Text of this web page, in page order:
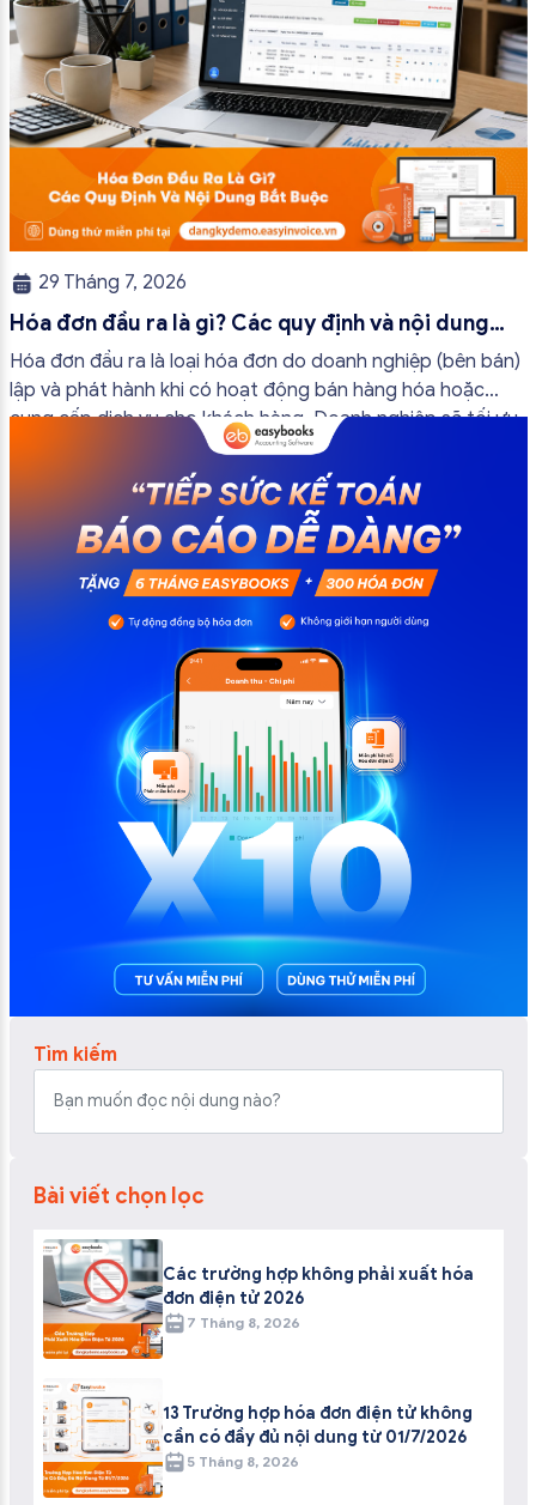
29 Tháng 7, 2026
Hóa đơn đầu ra là gì? Các quy định và nội dung
bắt buộc mới nhất
Hóa đơn đầu ra là loại hóa đơn do doanh nghiệp (bên bán)
lập và phát hành khi có hoạt động bán hàng hóa hoặc
cung cấp dịch vụ cho khách hàng. Doanh nghiệp sẽ tối ưu
quy trình vận hành và tránh được những án phạt hành
chính không đáng có nếu nắm rõ […]
Tìm kiếm
Bài viết chọn lọc
Các trường hợp không phải xuất hóa
đơn điện tử 2026
7 Tháng 8, 2026
13 Trường hợp hóa đơn điện tử không
cần có đầy đủ nội dung từ 01/7/2026
5 Tháng 8, 2026